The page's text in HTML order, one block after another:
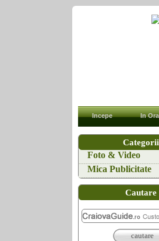
Incepe In
Categorii
Foto & Video
Mica Publicitate
Cautare
cautare